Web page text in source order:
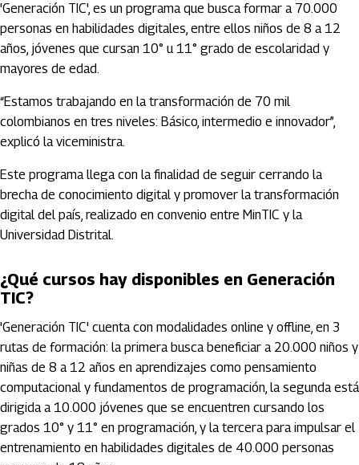
'Generación TIC', es un programa que busca formar a 70.000
personas en habilidades digitales, entre ellos niños de 8 a 12
años, jóvenes que cursan 10° u 11° grado de escolaridad y
mayores de edad.
“Estamos trabajando en la transformación de 70 mil
colombianos en tres niveles: Básico, intermedio e innovador”,
explicó la viceministra.
Este programa llega con la finalidad de seguir cerrando la
brecha de conocimiento digital y promover la transformación
digital del país, realizado en convenio entre MinTIC y la
Universidad Distrital.
¿Qué cursos hay disponibles en Generación
TIC?
'Generación TIC' cuenta con modalidades online y offline, en 3
rutas de formación: la primera busca beneficiar a 20.000 niños y
niñas de 8 a 12 años en aprendizajes como pensamiento
computacional y fundamentos de programación, la segunda está
dirigida a 10.000 jóvenes que se encuentren cursando los
grados 10° y 11° en programación, y la tercera para impulsar el
entrenamiento en habilidades digitales de 40.000 personas